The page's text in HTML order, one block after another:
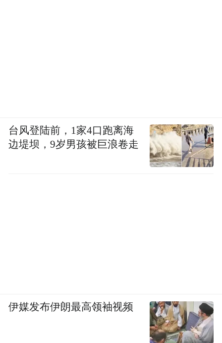
台风登陆前，1家4口跑离海
边堤坝，9岁男孩被巨浪卷走
伊媒发布伊朗最高领袖视频